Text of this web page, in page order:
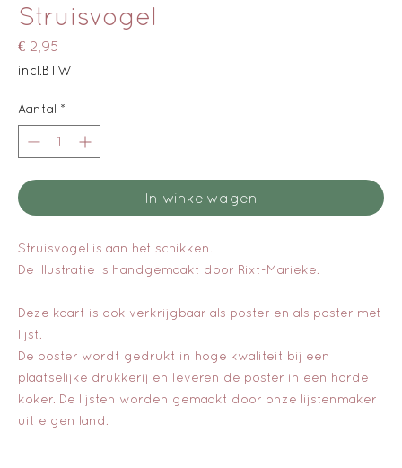
Struisvogel
€ 2,95
incl.BTW
Aantal *
In winkelwagen
Struisvogel is aan het schikken.
De illustratie is handgemaakt door Rixt-Marieke.
Deze kaart is ook verkrijgbaar als poster en als poster met
lijst.
De poster wordt gedrukt in hoge kwaliteit bij een
plaatselijke drukkerij en leveren de poster in een harde
koker. De lijsten worden gemaakt door onze lijstenmaker
uit eigen land.